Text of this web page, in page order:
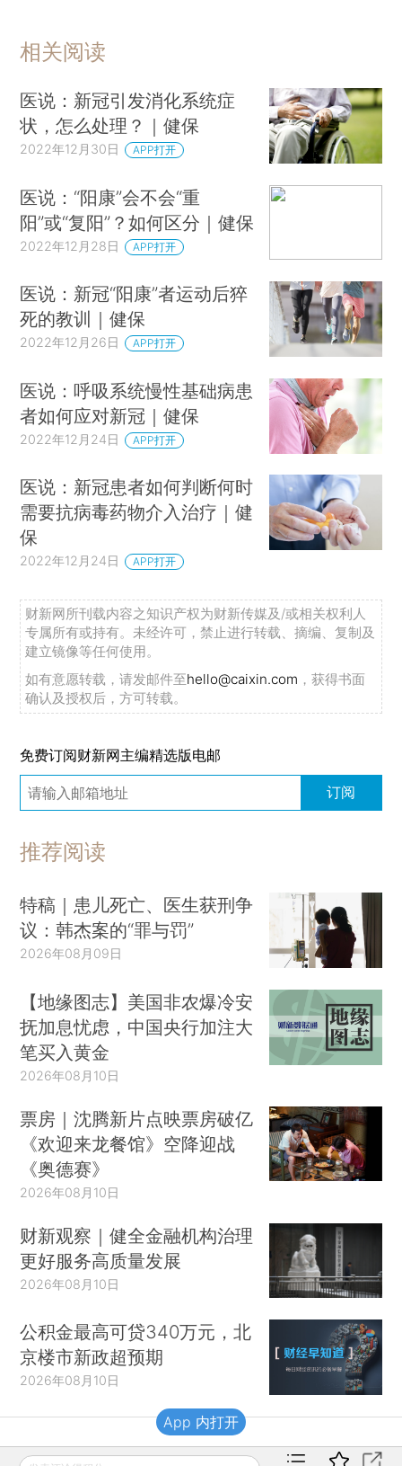
相关阅读
医说：新冠引发消化系统症
状，怎么处理？｜健保
2022年12月30日 APP打开
医说：“阳康”会不会“重
阳”或“复阳”？如何区分｜健保
2022年12月28日 APP打开
医说：新冠“阳康”者运动后猝
死的教训｜健保
2022年12月26日 APP打开
医说：呼吸系统慢性基础病患
者如何应对新冠｜健保
2022年12月24日 APP打开
医说：新冠患者如何判断何时
需要抗病毒药物介入治疗｜健
保
2022年12月24日 APP打开
财新网所刊载内容之知识产权为财新传媒及/或相关权利人
专属所有或持有。未经许可，禁止进行转载、摘编、复制及
建立镜像等任何使用。
如有意愿转载，请发邮件至hello@caixin.com ，获得书面
确认及授权后，方可转载。
免费订阅财新网主编精选版电邮
订阅
推荐阅读
特稿｜患儿死亡、医生获刑争
议：韩杰案的“罪与罚”
2026年08月09日
【地缘图志】美国非农爆冷安
抚加息忧虑，中国央行加注大
笔买入黄金
2026年08月10日
票房｜沈腾新片点映票房破亿
《欢迎来龙餐馆》空降迎战
《奥德赛》
2026年08月10日
财新观察｜健全金融机构治理
更好服务高质量发展
2026年08月10日
公积金最高可贷340万元，北
京楼市新政超预期
2026年08月10日
财新移动
App 内打开